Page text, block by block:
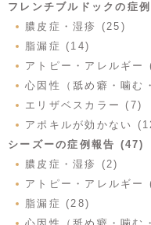
フレンチブルドックの症
膿皮症・湿疹 (25)
脂漏症 (14)
アトピー・アレルギー
心因性（舐め癖・噛む
エリザベスカラー (7)
アポキルが効かない
シーズーの症例報告 (47)
膿皮症・湿疹 (2)
アトピー・アレルギー
脂漏症 (28)